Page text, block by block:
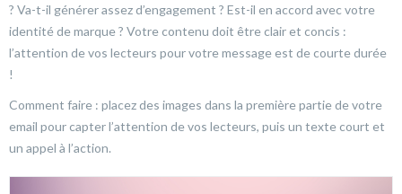
? Va-t-il générer assez d’engagement ? Est-il en accord avec votre
identité de marque ? Votre contenu doit être clair et concis :
l’attention de vos lecteurs pour votre message est de courte durée
!
Comment faire : placez des images dans la première partie de votre
email pour capter l’attention de vos lecteurs, puis un texte court et
un appel à l’action.